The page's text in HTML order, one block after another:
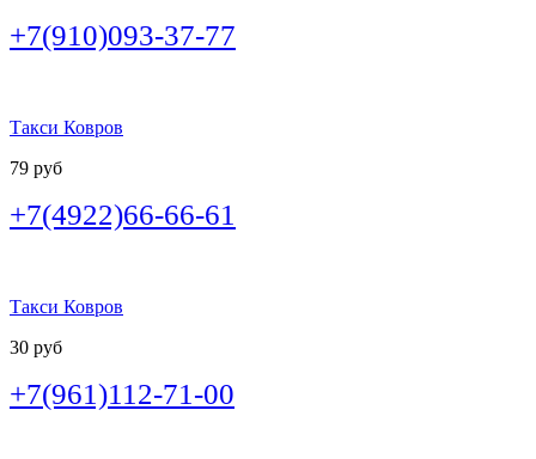
+7(910)093-37-77
Такси Ковров
79 руб
+7(4922)66-66-61
Такси Ковров
30 руб
+7(961)112-71-00